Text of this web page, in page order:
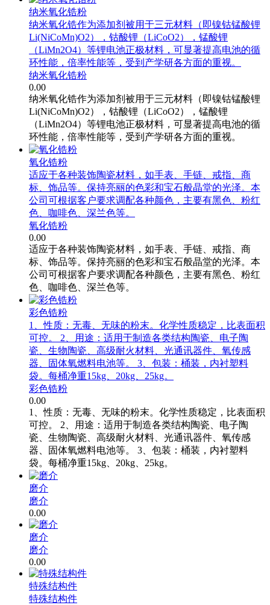
纳米氧化锆粉
纳米氧化锆作为添加剂被用于三元材料（即镍钴锰酸锂
Li(NiCoMn)O2），钴酸锂（LiCoO2），锰酸锂
（LiMn2O4）等锂电池正极材料，可显著提高电池的循
环性能，倍率性能等，受到产学研各方面的重视。
纳米氧化锆粉
0.00
纳米氧化锆作为添加剂被用于三元材料（即镍钴锰酸锂
Li(NiCoMn)O2），钴酸锂（LiCoO2），锰酸锂
（LiMn2O4）等锂电池正极材料，可显著提高电池的循
环性能，倍率性能等，受到产学研各方面的重视。
氧化锆粉
适应于各种装饰陶瓷材料，如手表、手链、戒指、商
标、饰品等。保持亮丽的色彩和宝石般晶堂的光泽。本
公司可根据客户要求调配各种颜色，主要有黑色、粉红
色、咖啡色、深兰色等。
氧化锆粉
0.00
适应于各种装饰陶瓷材料，如手表、手链、戒指、商
标、饰品等。保持亮丽的色彩和宝石般晶堂的光泽。本
公司可根据客户要求调配各种颜色，主要有黑色、粉红
色、咖啡色、深兰色等。
彩色锆粉
1、性质：无毒、无味的粉末。化学性质稳定，比表面积
可控。 2、用途：适用于制造各类结构陶瓷、电子陶
瓷、生物陶瓷、高级耐火材料、光通讯器件、氧传感
器、固体氧燃料电池等。 3、包装：桶装，内衬塑料
袋。每桶净重15kg、20kg、25kg。
彩色锆粉
0.00
1、性质：无毒、无味的粉末。化学性质稳定，比表面积
可控。 2、用途：适用于制造各类结构陶瓷、电子陶
瓷、生物陶瓷、高级耐火材料、光通讯器件、氧传感
器、固体氧燃料电池等。 3、包装：桶装，内衬塑料
袋。每桶净重15kg、20kg、25kg。
磨介
磨介
0.00
磨介
磨介
0.00
特殊结构件
特殊结构件